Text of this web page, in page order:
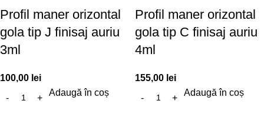
Profil maner orizontal
gola tip J finisaj auriu
3ml
100,00 lei
Adaugă în coș
Profil maner orizontal
gola tip C finisaj auriu
4ml
155,00 lei
Adaugă în coș